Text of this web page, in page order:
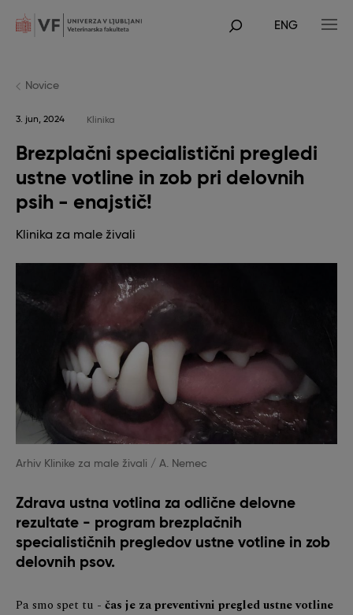
mainPOJDI
ENG
Novice
3. jun, 2024 Klinika
Brezplačni specialistični pregledi
ustne votline in zob pri delovnih
psih - enajstič!
Klinika za male živali
Arhiv Klinike za male živali / A. Nemec
Zdrava ustna votlina za odlične delovne
rezultate - program brezplačnih
specialističnih pregledov ustne votline in zob
delovnih psov.
Pa smo spet tu - čas je za preventivni pregled ustne votline